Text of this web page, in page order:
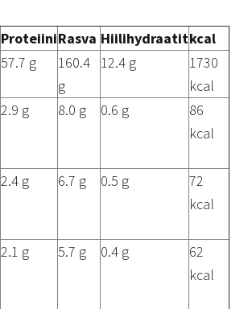
ProteiiniRasva Hiilihydraatitkcal
57.7 g
160.4
g
12.4 g
1730
kcal
2.9 g 8.0 g 0.6 g
86
kcal
2.4 g 6.7 g 0.5 g
72
kcal
2.1 g 5.7 g 0.4 g
62
kcal